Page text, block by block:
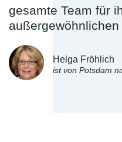
gesamte Team für
Helga Fröhlich
ist von Potsdam